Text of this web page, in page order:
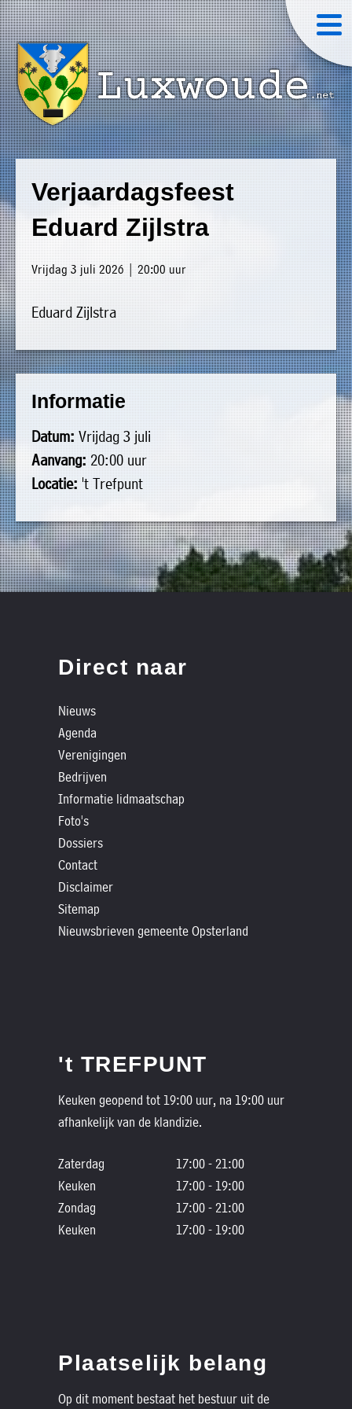
Verjaardagsfeest
Eduard Zijlstra
Vrijdag 3 juli 2026 | 20:00 uur
Eduard Zijlstra
Informatie
Datum:Vrijdag 3 juli
Aanvang:20:00 uur
Locatie:'t Trefpunt
Direct naar
Nieuws
Agenda
Verenigingen
Bedrijven
Informatie lidmaatschap
Foto's
Dossiers
Contact
Disclaimer
Sitemap
Nieuwsbrieven gemeente Opsterland
't TREFPUNT
Keuken geopend tot 19:00 uur, na 19:00 uur
afhankelijk van de klandizie.
Zaterdag
17:00 - 21:00
Keuken
17:00 - 19:00
Zondag
17:00 - 21:00
Keuken
17:00 - 19:00
Plaatselijk belang
Op dit moment bestaat het bestuur uit de
»
Home
»
Welkom
»
Nieuws
»
Agenda
»
Verenigingen
»
Bedrijven
»
Plaatselijk
belang
»
Informatie
lidmaatschap
»
Historische
verhalen
Dossiers
Contact
Nieuwsbrieven
gemeente
Luxwoude.net
website@luxwoude.net
Plaatselijk
belang
Op
dit
moment
bestaat
het
bestuur
uit
de
volgende
personen:
Voorzitter
vacant
Secretaris
Michiel
Modderman
Penningmeester
vacant
Algemeen
lid
Anco
Hoen
Ids